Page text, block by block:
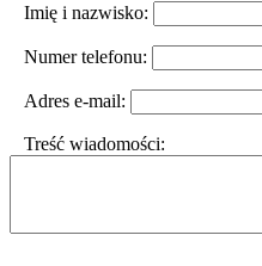
Imię i nazwisko:
Numer telefonu:
Adres e-mail:
Treść wiadomości: